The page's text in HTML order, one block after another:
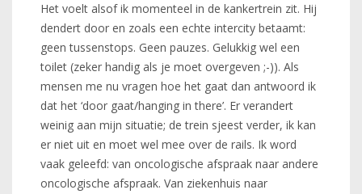
Het voelt alsof ik momenteel in de kankertrein zit. Hij
dendert door en zoals een echte intercity betaamt:
geen tussenstops. Geen pauzes. Gelukkig wel een
toilet (zeker handig als je moet overgeven ;-)). Als
mensen me nu vragen hoe het gaat dan antwoord ik
dat het ‘door gaat/hanging in there’. Er verandert
weinig aan mijn situatie; de trein sjeest verder, ik kan
er niet uit en moet wel mee over de rails. Ik word
vaak geleefd: van oncologische afspraak naar andere
oncologische afspraak. Van ziekenhuis naar